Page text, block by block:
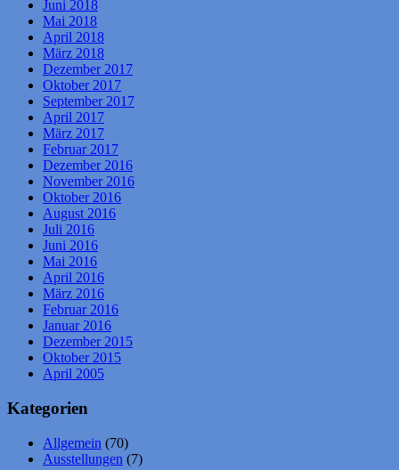
Juni 2018
Mai 2018
April 2018
März 2018
Dezember 2017
Oktober 2017
September 2017
April 2017
März 2017
Februar 2017
Dezember 2016
November 2016
Oktober 2016
August 2016
Juli 2016
Juni 2016
Mai 2016
April 2016
März 2016
Februar 2016
Januar 2016
Dezember 2015
Oktober 2015
April 2005
Kategorien
Allgemein (70)
Ausstellungen (7)